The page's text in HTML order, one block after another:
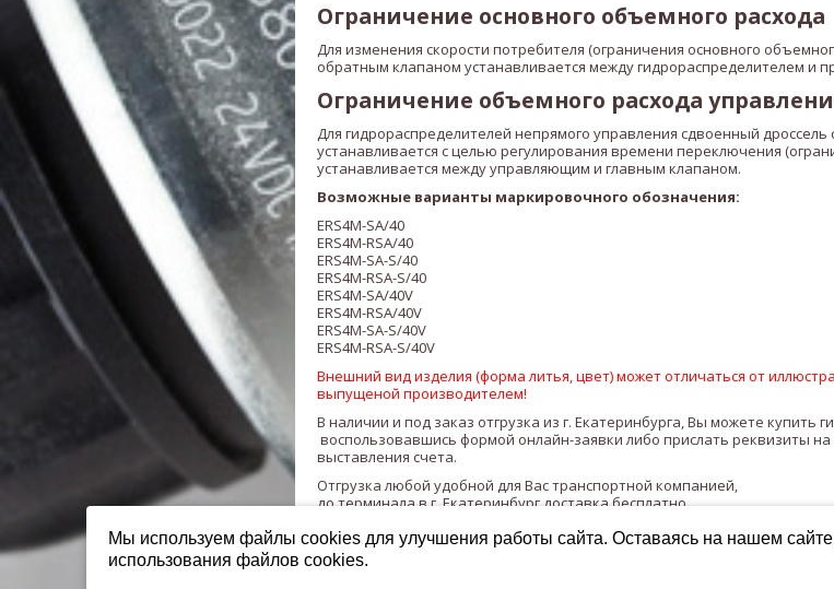
Ограничение основного объемного расхода
Для изменения скорости потребителя (ограничения основного
обратным клапаном устанавливается между гидрораспределителем и
Ограничение объемного расхода
Для гидрораспределителей непрямого управления сдвоенный
устанавливается с целью регулирования времени переключения
устанавливается между управляющим и главным клапаном.
Возможные варианты маркировочного обозначения:
ERS4M-SA/40
ERS4M-RSA/40
ERS4M-SA-S/40
ERS4M-RSA-S/40
ERS4M-SA/40V
ERS4M-RSA/40V
ERS4M-SA-S/40V
ERS4M-RSA-S/40V
Внешний вид изделия (форма литья, цвет) может отличаться от
выпущеной производителем!
В наличии и под заказ отгрузка из г. Екатеринбурга, Вы можете купить
воспользовавшись формой онлайн-заявки либо прислать реквизиты
выставления счета.
Отгрузка любой удобной для Вас транспортной компанией,
до терминала в г. Екатеринбург доставка бесплатно.
Мы используем файлы cookies для улучшения работы сайта. Оставаясь на нашем
использования файлов cookies.